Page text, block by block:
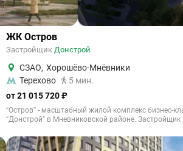
ЖК Остров
Застройщик Донстрой
СЗАО, Хорошёво-Мнёвники
Терехово
5 мин.
от 21 015 720 ₽
“Остров” - масштабный жилой комплекс бизнес-
“Донстрой” в Мневниковской районе. Застройщик